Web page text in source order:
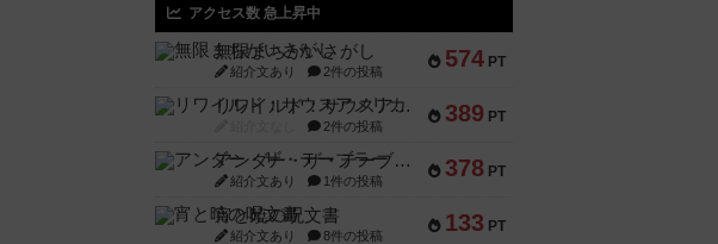
アクセス数 急上昇中
574 PT
無限まちがいさがし
紹介文あり 2件の投稿
389 PT
リワイルド：サウスアメリカ
2件の投稿
378 PT
アンダー・ザ・テーブラー
紹介文あり 1件の投稿
133 PT
宵と暁の呪文書
紹介文あり 8件の投稿